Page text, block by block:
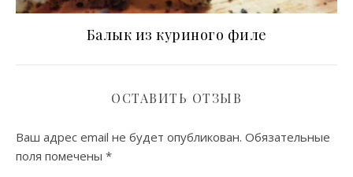
Балык из куриного филе
ОСТАВИТЬ ОТЗЫВ
Ваш адрес email не будет опубликован. Обязательные
поля помечены *